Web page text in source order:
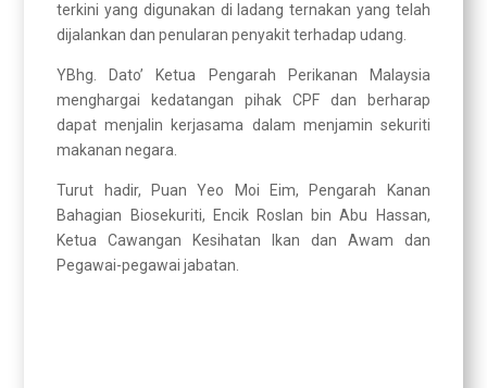
terkini yang digunakan di ladang ternakan yang telah
dijalankan dan penularan penyakit terhadap udang.
YBhg. Dato’ Ketua Pengarah Perikanan Malaysia
menghargai kedatangan pihak CPF dan berharap
dapat menjalin kerjasama dalam menjamin sekuriti
makanan negara.
Turut hadir, Puan Yeo Moi Eim, Pengarah Kanan
Bahagian Biosekuriti, Encik Roslan bin Abu Hassan,
Ketua Cawangan Kesihatan Ikan dan Awam dan
Pegawai-pegawai jabatan.